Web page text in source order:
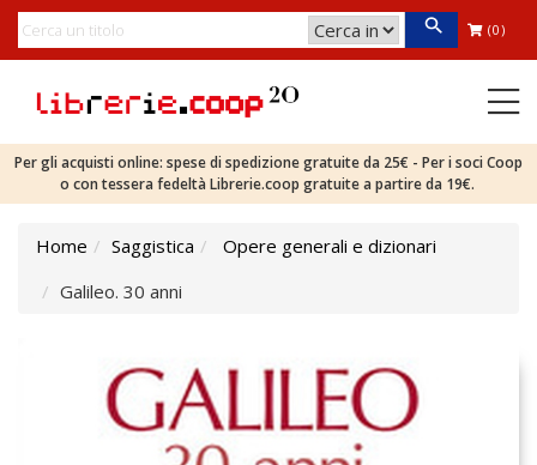
(0)
Per gli acquisti online: spese di spedizione gratuite da 25€ - Per i soci Coop
o con tessera fedeltà Librerie.coop gratuite a partire da 19€.
Home Saggistica
Opere generali e dizionari
Galileo. 30 anni